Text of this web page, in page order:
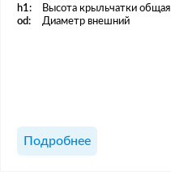
h1:
Высота крыльчатки общая
od:
Диаметр внешний
Подробнее